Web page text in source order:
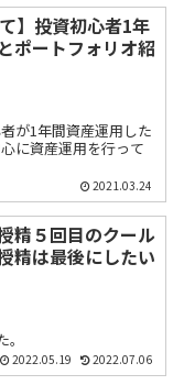
て】投資初心者1年
ポートフォリオ紹
が1年間資産運用した
に資産運用を行って
2021.03.24
精５回目のクール
精は最後にしたい
2022.05.19 2022.07.06